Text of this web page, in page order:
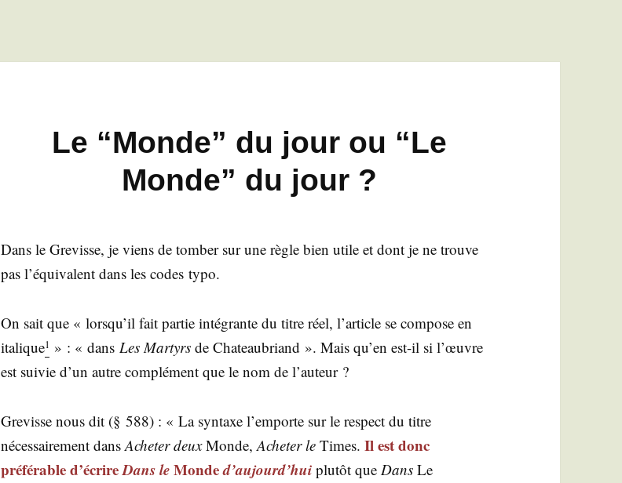
Le “Monde” du jour ou “Le
Monde” du jour ?
Dans le Gre­visse, je viens de tom­ber sur une règle bien utile et dont je ne trouve
pas l’é­qui­valent dans les codes typo.
On sait que « lorsqu’il fait par­tie inté­grante du titre réel, l’article se com­pose en
ita­lique1 » : « dansLes Mar­tyrs de Cha­teau­briand ». Mais qu’en est-il si l’œuvre
est sui­vie d’un autre com­plé­ment que le nom de l’auteur ?
Gre­visse nous dit (§ 588) : « La syn­taxe l’emporte sur le res­pect du titre
néces­sai­re­ment dansAche­ter deuxMonde,Ache­ter le Times.Il est donc
pré­fé­rable d’écrireDans leMonded’aujourd’hui plu­tôt queDans Le